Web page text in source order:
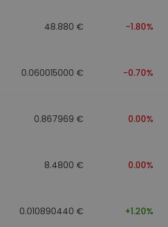
48.880 € -1.80%
0.060015000 € -0.70%
0.867969 € 0.00%
8.4800 € 0.00%
0.010890440 € +1.20%